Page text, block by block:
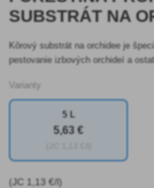
SUBSTRÁT NA
Kôrový substrát na orchidee je
pestovanie izbových orchideí a
Varianty
5 L
5,63 €
(JC 1,13 €/l)